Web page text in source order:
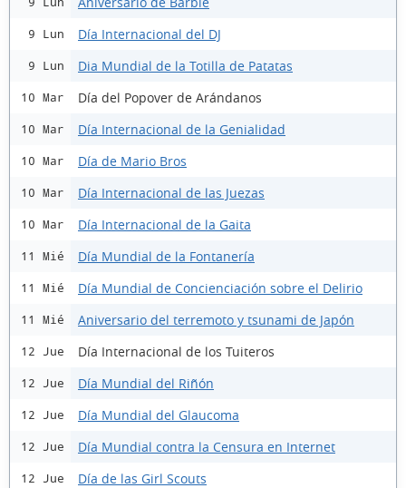
9 Lun Día Internacional del DJ
9 Lun Dia Mundial de la Totilla de Patatas
10 Mar Día del Popover de Arándanos
10 Mar Día Internacional de la Genialidad
10 Mar Día de Mario Bros
10 Mar Día Internacional de las Juezas
10 Mar Día Internacional de la Gaita
11 Mié Día Mundial de la Fontanería
11 Mié Día Mundial de Concienciación sobre el Delirio
11 Mié Aniversario del terremoto y tsunami de Japón
12 Jue Día Internacional de los Tuiteros
12 Jue Día Mundial del Riñón
12 Jue Día Mundial del Glaucoma
12 Jue Día Mundial contra la Censura en Internet
12 Jue Día de las Girl Scouts